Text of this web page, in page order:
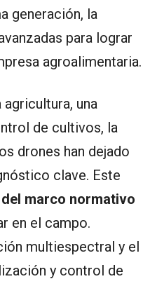
generación, la
para lograr
agroalimentaria.
una
de cultivos, la
drones han dejado
clave. Este
marco normativo
en el campo.
multiespectral y el
y control de